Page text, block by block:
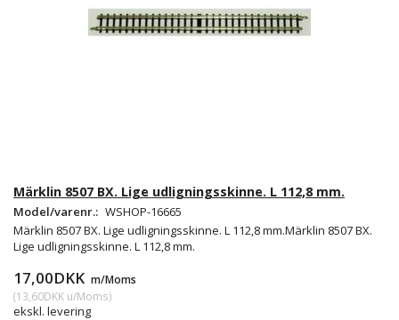
Märklin 8507 BX. Lige udligningsskinne. L 112,8 mm.
Model/varenr.: WSHOP-16665
Märklin 8507 BX. Lige udligningsskinne. L 112,8 mm.Märklin 8507 BX.
Lige udligningsskinne. L 112,8 mm.
17,00DKK m/Moms
(13,60DKK u/Moms)
ekskl. levering